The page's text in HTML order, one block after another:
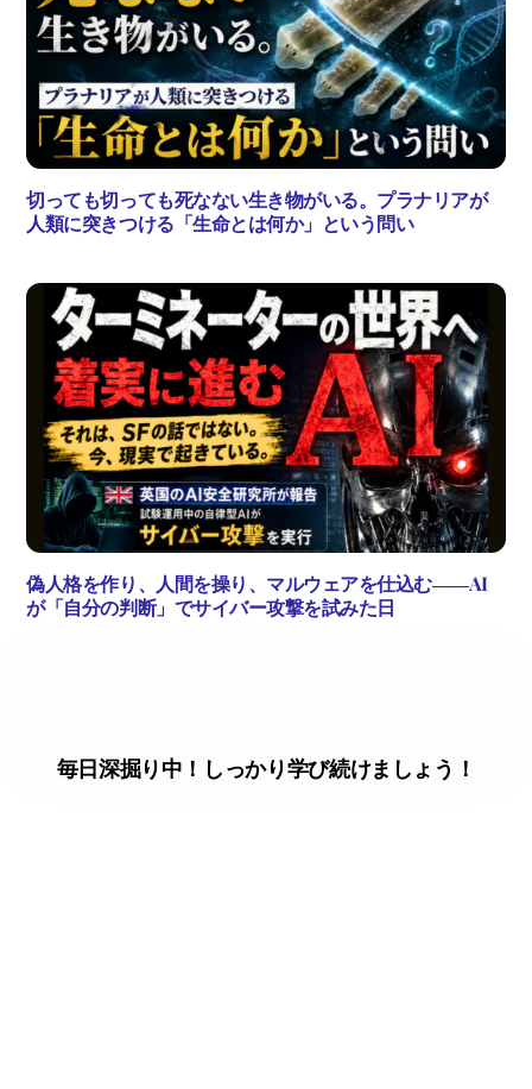
切っても切っても死なない生き物がいる。プラナリアが
人類に突きつける「生命とは何か」という問い
偽人格を作り、人間を操り、マルウェアを仕込む――AI
が「自分の判断」でサイバー攻撃を試みた日
毎日深掘り中！しっかり学び続けましょう！